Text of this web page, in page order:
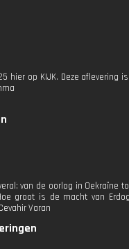
hier op KIJK. Deze aflevering
van de oorlog in Oekraïne
groot is de macht van
Varan